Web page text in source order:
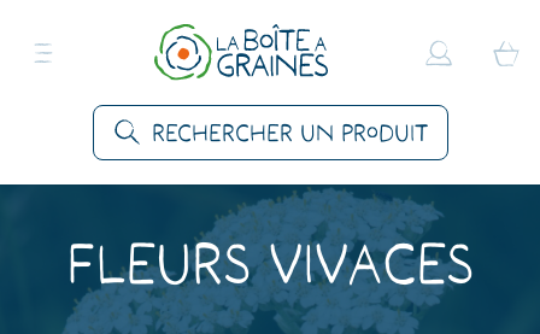
Rechercher un produit
Fleurs vivaces